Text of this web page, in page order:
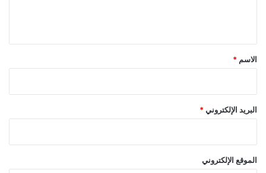
*
الاسم *
البريد الإلكتروني *
الموقع الإلكتروني